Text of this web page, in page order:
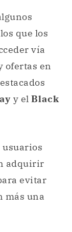
que los
vía
ofertas en
y el Black
usuarios
adquirir
evitar
más una